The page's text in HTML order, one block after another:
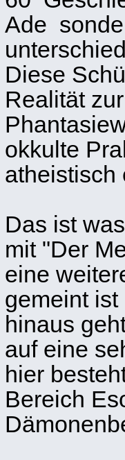
Ade
Diese
Realität
okkulte
atheistisch
Das ist
mit "Der
eine
gemeint
hinaus
auf eine
hier
Bereich